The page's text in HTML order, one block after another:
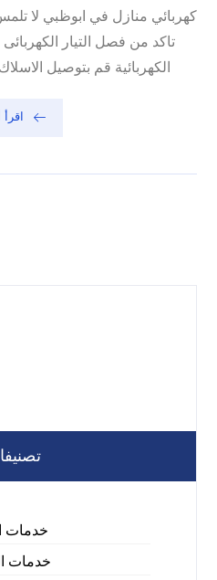
كهربائي منازل في ابوظبي لا
تاكد من فصل التيار الكهربائى
الكهربائية قم بتوصيل
اقرأ
خدمات
خدمات